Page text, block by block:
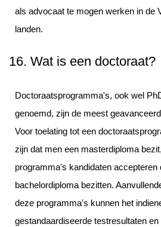
als advocaat te mogen werken in de
landen.
16. Wat is een doctoraat?
Doctoraatsprogramma's, ook wel
genoemd, zijn de meest
Voor toelating tot een
zijn dat men een masterdiploma
programma's kandidaten accepteren
bachelordiploma bezitten.
deze programma's kunnen het
gestandaardiseerde testresultaten